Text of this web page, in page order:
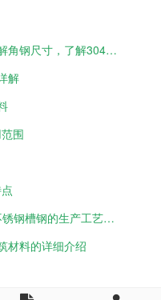
304不锈钢角钢规格形号详解，理解角钢尺寸，了解304不锈钢 ...
解
围
310s不锈钢槽钢厂家：了解优质不锈钢槽钢的生产工艺和应用
材料的详细介绍